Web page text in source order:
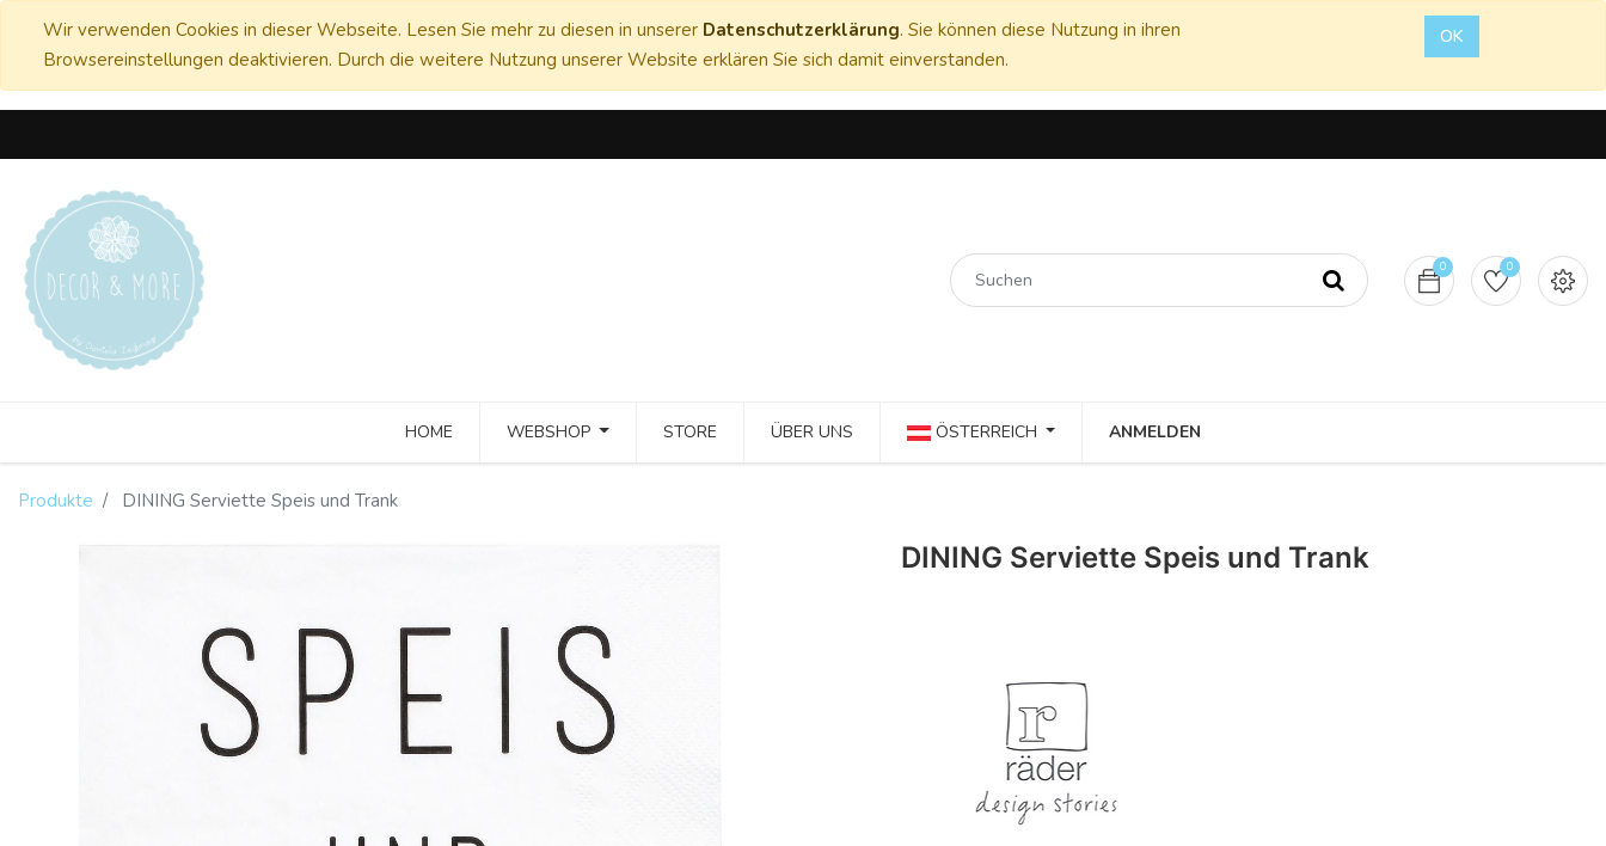
Wir verwenden Cookies in dieser Webseite. Lesen Sie mehr zu diesen in unserer Datenschutzerklärung. Sie können diese Nutzung in ihren
Browsereinstellungen deaktivieren. Durch die weitere Nutzung unserer Website erklären Sie sich damit einverstanden.
OK
0 0
HOME WEBSHOP STORE ÜBER UNS ÖSTERREICH ANMELDEN
Produkte DINING Serviette Speis und Trank
DINING Serviette Speis und Trank